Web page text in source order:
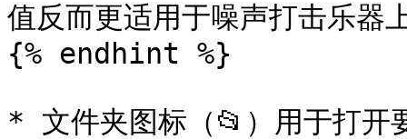
值反而更适用于噪声打击乐器
{% endhint %}
* 文件夹图标（📂）用于打开